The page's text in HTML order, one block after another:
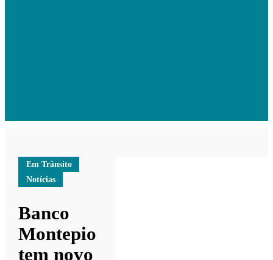
Em Trânsito
Notícias
Banco
Montepio
tem novo